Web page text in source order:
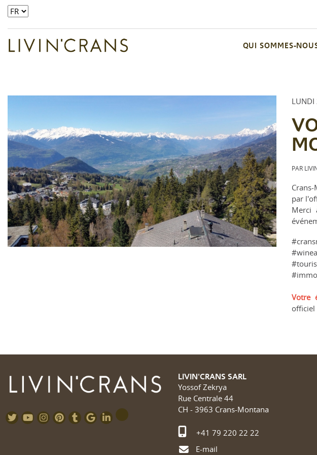
QUI SOMMES-
LUNDI
PAR
par
Merci
Votre
officiel
LIVIN'CRANS SARL
Yossof Zekrya
Rue Centrale 44
CH - 3963 Crans-Montana
+41 79 220 22 22
E-mail